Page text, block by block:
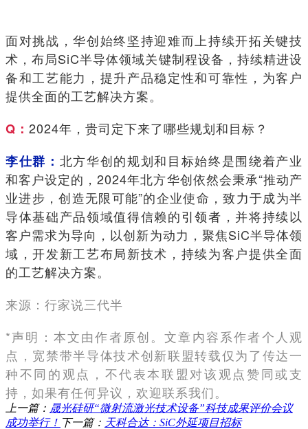
面对挑战，华创始终坚持迎难而上持续开拓关键技
术，布局SiC半导体领域关键制程设备，持续精进设
备和工艺能力，提升产品稳定性和可靠性，为客户
提供全面的工艺解决方案。
Q： 2024年，贵司定下来了哪些规划和目标？
李仕群： 北方华创的规划和目标始终是围绕着产业
和客户设定的，2024年北方华创依然会秉承“推动产
业进步，创造无限可能”的企业使命，致力于成为半
导体基础产品领域值得信赖的引领者 ，并将持续以
客户需求为导向，以创新为动力，聚焦SiC半导体领
域，开发新工艺布局新技术，持续为客户提供全面
的工艺解决方案。
来源：行家说三代半
*声明：本文由作者原创。文章内容系作者个人观
点，宽禁带半导体技术创新联盟转载仅为了传达一
种不同的观点，不代表本联盟对该观点赞同或支
持，如果有任何异议，欢迎联系我们。
上一篇： 晟光硅研“微射流激光技术设备”科技成果评价会议
成功举行！ 下一篇： 天科合达：SiC外延项目招标